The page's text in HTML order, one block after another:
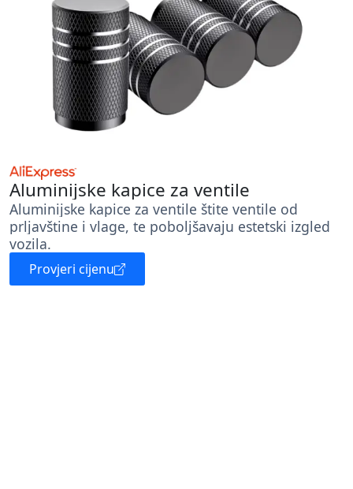
Aluminijske kapice za ventile
Aluminijske kapice za ventile štite ventile od
prljavštine i vlage, te poboljšavaju estetski izgled
vozila.
Provjeri cijenu